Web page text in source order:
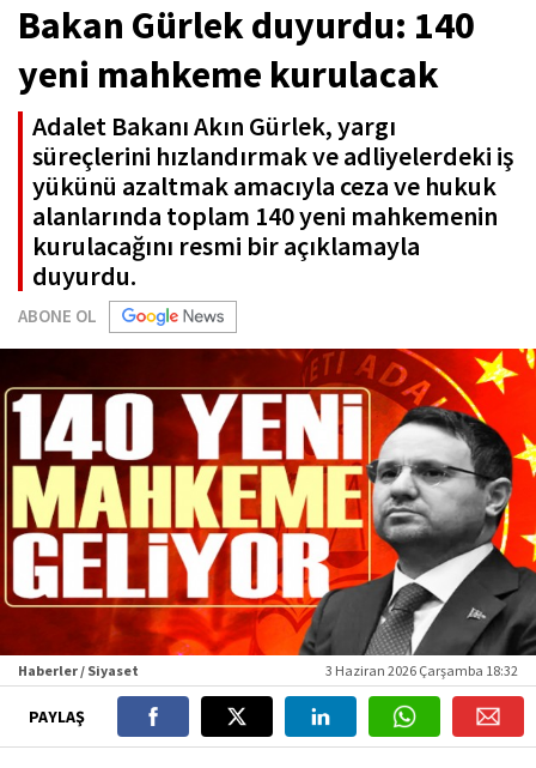
Bakan Gürlek duyurdu: 140
yeni mahkeme kurulacak
Adalet Bakanı Akın Gürlek, yargı
süreçlerini hızlandırmak ve adliyelerdeki iş
yükünü azaltmak amacıyla ceza ve hukuk
alanlarında toplam 140 yeni mahkemenin
kurulacağını resmi bir açıklamayla
duyurdu.
ABONE OL
Haberler / Siyaset 3 Haziran 2026 Çarşamba 18:32
PAYLAŞ